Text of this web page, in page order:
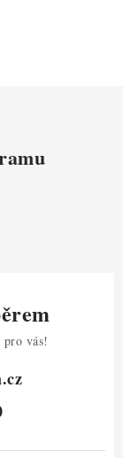
pro vás!